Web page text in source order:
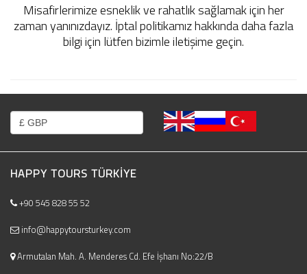
Misafirlerimize esneklik ve rahatlık sağlamak için her
zaman yanınızdayız. İptal politikamız hakkında daha fazla
bilgi için lütfen bizimle iletişime geçin.
HAPPY TOURS TÜRKIYE
+90 545 828 55 52
info@happytoursturkey.com
Armutalan Mah. A. Menderes Cd. Efe İşhanı No:22/B